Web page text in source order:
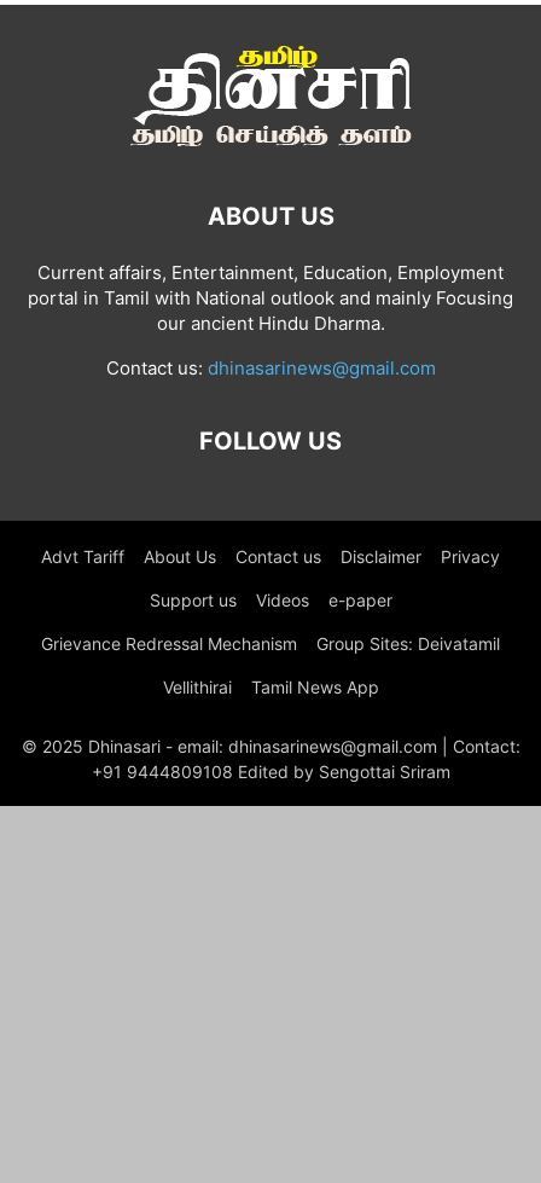
ABOUT US
Current affairs, Entertainment, Education, Employment
portal in Tamil with National outlook and mainly Focusing
our ancient Hindu Dharma.
Contact us: dhinasarinews@gmail.com
FOLLOW US
Advt Tariff About Us Contact us Disclaimer Privacy
Support us Videos e-paper
Grievance Redressal Mechanism Group Sites: Deivatamil
Vellithirai Tamil News App
© 2025 Dhinasari - email: dhinasarinews@gmail.com | Contact:
+91 9444809108 Edited by Sengottai Sriram